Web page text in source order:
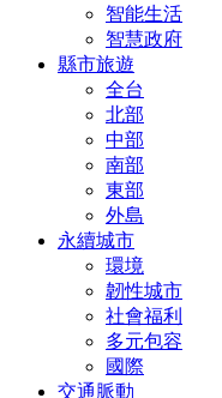
智能生活
智慧政府
縣市旅遊
全台
北部
中部
南部
東部
外島
永續城市
環境
韌性城市
社會福利
多元包容
國際
交通脈動